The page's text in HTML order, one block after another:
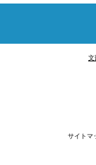
文
サイトマ